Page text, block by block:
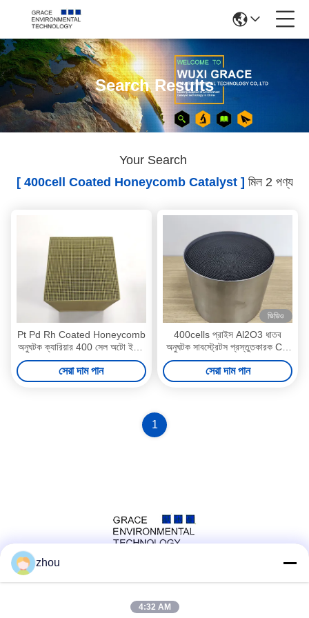
Search Results
Your Search
[ 400cell Coated Honeycomb Catalyst ] মিল 2 পণ্য
Pt Pd Rh Coated Honeycomb
অনুঘটক ক্যারিয়ার 400 সেল অটো ইঞ্জিন
এসসিআর ডিনিট্রেশন
সেরা দাম পান
ভিডিও
400cells প্রাইস Al2O3 ধাতব
অনুঘটক সাবস্ট্রেটস প্রস্তুতকারক CO
নির্বাচনী জারণ
সেরা দাম পান
1
zhou
4:32 AM